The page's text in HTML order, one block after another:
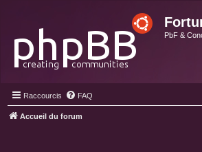
PbF &
Raccourcis FAQ
Accueil du forum